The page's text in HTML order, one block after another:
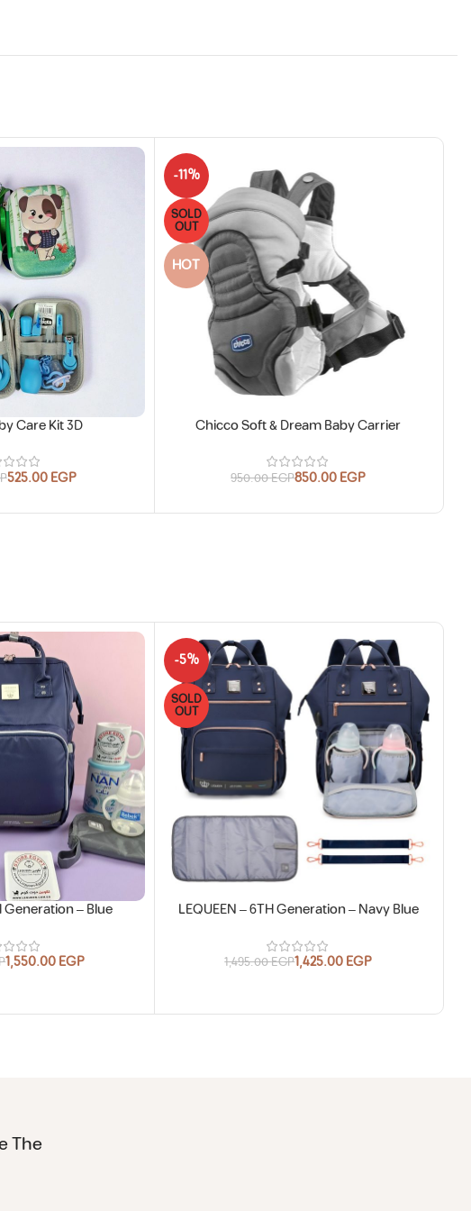
Care Kit 3D
525.00EGP
-11%
SOLD
OUT
HOT
Chicco Soft & Dream Baby Carrier
950.00EGP850.00EGP
Generation – Blue
1,550.00EGP
-5%
SOLD
OUT
LEQUEEN – 6TH Generation – Navy Blue
1,495.00EGP1,425.00EGP
The